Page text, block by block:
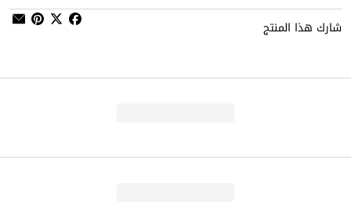
شارك هذا المنتج